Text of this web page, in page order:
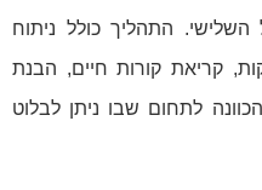
התהליך כולל ניתוח
קריאת קורות חיים, הבנת
לתחום שבו ניתן לבלוט